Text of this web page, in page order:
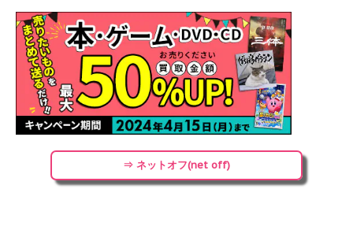
⇒ ネットオフ(net off)